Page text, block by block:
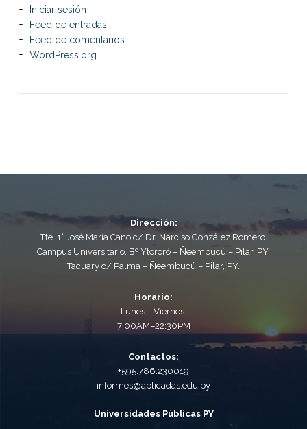
Iniciar sesión
Feed de entradas
Feed de comentarios
WordPress.org
Dirección:
Tte. 1° José María Cano c/ Dr. Narciso González Romero.
Campus Universitario, Bº Ytororó – Ñeembucú – Pilar, PY.
Tacuary c/ Palma – Ñeembucú – Pilar, PY.
Horario:
Lunes—Viernes:
7:00AM–22:30PM
Contactos:
+595.786.230019
informes@aplicadas.edu.py
Universidades Públicas PY